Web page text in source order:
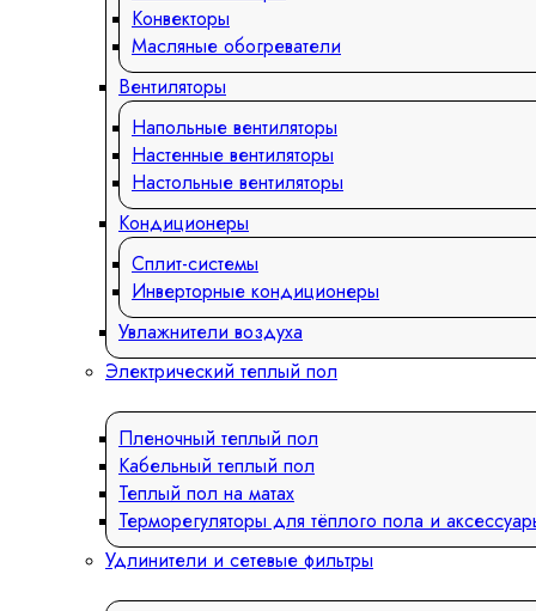
Конвекторы
Масляные обогреватели
Вентиляторы
Напольные вентиляторы
Настенные вентиляторы
Настольные вентиляторы
Кондиционеры
Сплит-системы
Инверторные кондиционеры
Увлажнители воздуха
Электрический теплый пол
Пленочный теплый пол
Кабельный теплый пол
Теплый пол на матах
Терморегуляторы для тёплого пола и
Удлинители и сетевые фильтры